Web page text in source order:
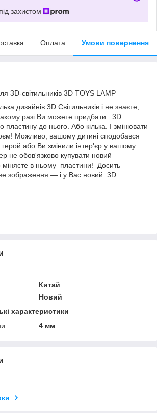
захистом
Оплата Умови повернення
3D-світильників 3D TOYS LAMP
дизайнів 3D Світильників і не знаєте,
разі Ви можете придбати 3D
пластину до нього. Або кілька. І змінювати
Можливо, вашому дитині сподобався
або Ви змінили інтер'єр у вашому
не обов'язково купувати новий
міняєте в ньому пластини! Досить
зображення — і у Вас новий 3D
Китай
Новий
характеристики
4 мм